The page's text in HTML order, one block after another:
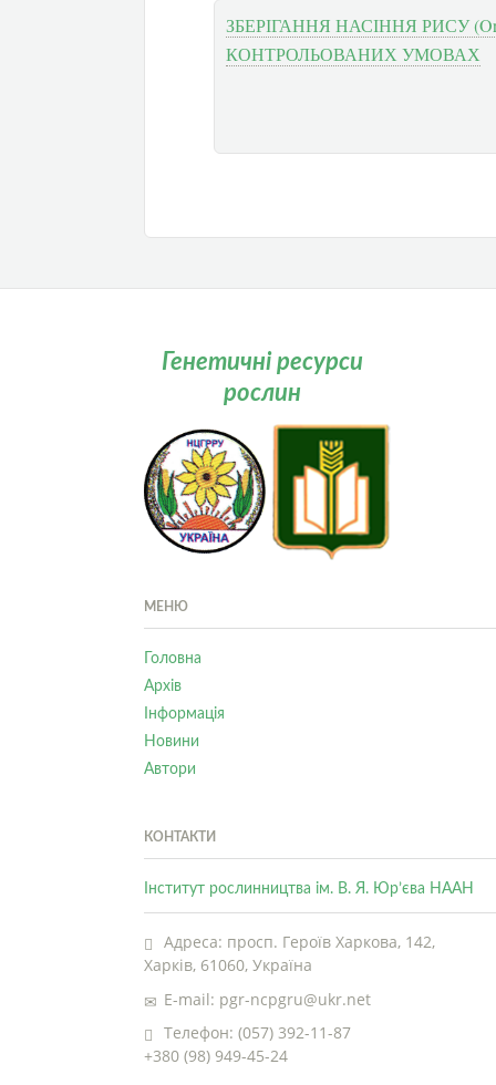
ЗБЕРІГАННЯ НАСІННЯ РИСУ
КОНТРОЛЬОВАНИХ УМОВАХ
Генетичні ресурси
рослин
МЕНЮ
Головна
Архів
Інформація
Новини
Автори
КОНТАКТИ
Інститут рослинництва ім. В. Я. Юр’єва НААН
Адреса: просп. Героїв Харкова, 142,
Харків, 61060, Україна
E-mail: pgr-ncpgru@ukr.net
Телефон: (057) 392-11-87
+380 (98) 949-45-24